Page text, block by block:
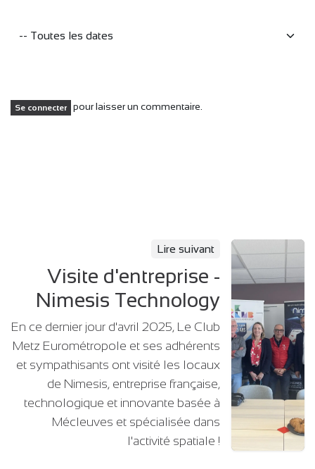
Se connecter pour laisser un commentaire.
Lire suivant
Visite d'entreprise -
Nimesis Technology
En ce dernier jour d'avril 2025, Le Club
Metz Eurométropole et ses adhérents
et sympathisants ont visité les locaux
de Nimesis, entreprise française,
technologique et innovante basée à
Mécleuves et spécialisée dans
l'activité spatiale !